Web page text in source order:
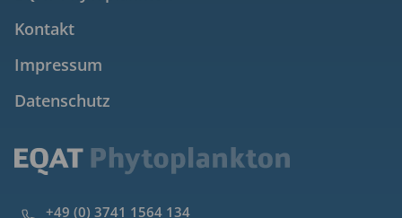
Kontakt
Impressum
Datenschutz
+49 (0) 3741 1564 134